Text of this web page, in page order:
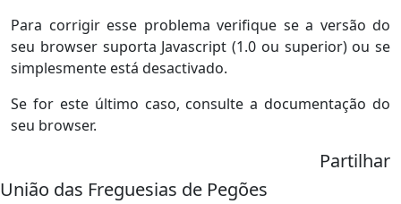
Para corrigir esse problema verifique se a versão do
seu browser suporta Javascript (1.0 ou superior) ou se
simplesmente está desactivado.
Se for este último caso, consulte a documentação do
seu browser.
Partilhar
União das Freguesias de Pegões